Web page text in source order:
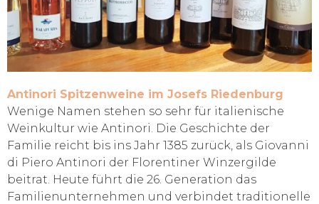
Antinori Spitzenweine im Josefs Riedenburg
Wenige Namen stehen so sehr für italienische
Weinkultur wie Antinori. Die Geschichte der
Familie reicht bis ins Jahr 1385 zurück, als Giovanni
di Piero Antinori der Florentiner Winzergilde
beitrat. Heute führt die 26. Generation das
Familienunternehmen und verbindet traditionelle